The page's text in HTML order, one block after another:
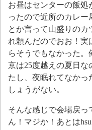
お昼はセンターの飯
ったので近所のカレー
とか言って山盛りの
れ頼んだのでおお！実
らそうでもなかった
京は25度越えの夏日
たし、夜眠れてなかっ
しょうがない。
そんな感じで会場戻
ん！マジか！あとは